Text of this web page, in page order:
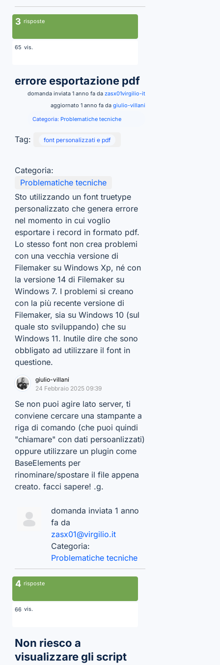
3 risposte
65 vis.
errore esportazione pdf
domanda inviata 1 anno fa da zasx01virgilio-it
aggiornato 1 anno fa da giulio-villani
Categoria: Problematiche tecniche
Tag: font personalizzati e pdf
Categoria:
Problematiche tecniche
Sto utilizzando un font truetype
personalizzato che genera errore
nel momento in cui voglio
esportare i record in formato pdf.
Lo stesso font non crea problemi
con una vecchia versione di
Filemaker su Windows Xp, né con
la versione 14 di Filemaker su
Windows 7. I problemi si creano
con la più recente versione di
Filemaker, sia su Windows 10 (sul
quale sto sviluppando) che su
Windows 11. Inutile dire che sono
obbligato ad utilizzare il font in
questione.
giulio-villani
24 Febbraio 2025 09:39
Se non puoi agire lato server, ti
conviene cercare una stampante a
riga di comando (che puoi quindi
"chiamare" con dati persoanlizzati)
oppure utilizzare un plugin come
BaseElements per
rinominare/spostare il file appena
creato. facci sapere! .g.
domanda inviata 1 anno
fa da
zasx01@virgilio.it
Categoria:
Problematiche tecniche
4 risposte
66 vis.
Non riesco a
visualizzare gli script